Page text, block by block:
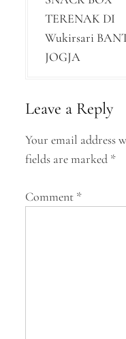
s
t
n
v
g
t
TERENAK DI
Wukirsari
JOGJA
Leave a Reply
Your email address
fields are marked *
Comment *